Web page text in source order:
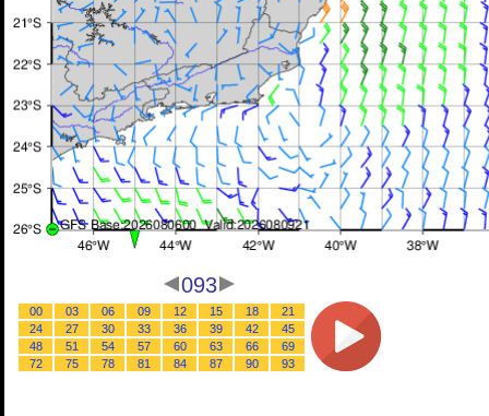
093
00 03 06 09 12 15 18
21
24
27 30 33 36 39 42
45
48
51 54 57 60 63 66
69
72
75 78 81 84 87 90 93